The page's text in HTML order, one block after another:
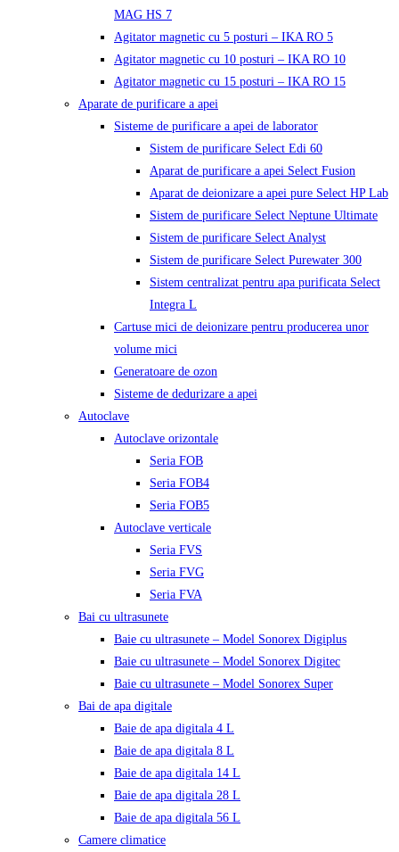
MAG HS 7
Agitator magnetic cu 5 posturi – IKA RO 5
Agitator magnetic cu 10 posturi – IKA RO 10
Agitator magnetic cu 15 posturi – IKA RO 15
Aparate de purificare a apei
Sisteme de purificare a apei de laborator
Sistem de purificare Select Edi 60
Aparat de purificare a apei Select Fusion
Aparat de deionizare a apei pure Select HP Lab
Sistem de purificare Select Neptune Ultimate
Sistem de purificare Select Analyst
Sistem de purificare Select Purewater 300
Sistem centralizat pentru apa purificata Select
Integra L
Cartuse mici de deionizare pentru producerea unor
volume mici
Generatoare de ozon
Sisteme de dedurizare a apei
Autoclave
Autoclave orizontale
Seria FOB
Seria FOB4
Seria FOB5
Autoclave verticale
Seria FVS
Seria FVG
Seria FVA
Bai cu ultrasunete
Baie cu ultrasunete – Model Sonorex Digiplus
Baie cu ultrasunete – Model Sonorex Digitec
Baie cu ultrasunete – Model Sonorex Super
Bai de apa digitale
Baie de apa digitala 4 L
Baie de apa digitala 8 L
Baie de apa digitala 14 L
Baie de apa digitala 28 L
Baie de apa digitala 56 L
Camere climatice